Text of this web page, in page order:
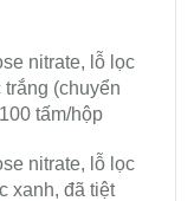
nitrate, lỗ lọc
(chuyển
tấm/hộp
nitrate, lỗ lọc
xanh, đã tiệt